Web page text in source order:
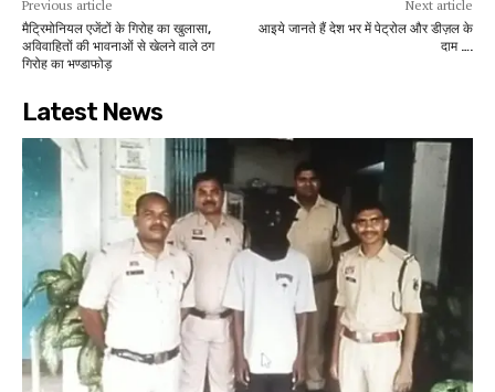
Previous article
मैट्रिमोनियल एजेंटों के गिरोह का खुलासा,
अविवाहितों की भावनाओं से खेलने वाले ठग
गिरोह का भण्डाफोड़
Next article
आइये जानते हैं देश भर में पेट्रोल और डीज़ल के
दाम ….
Latest News